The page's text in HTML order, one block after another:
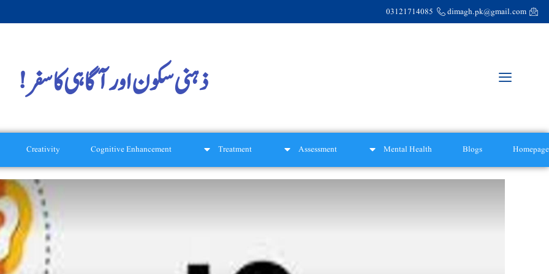
dimagh.pk@gmail.com
03121714085
ذہنی سکون اور آگاہی کا سفر!
Homepage
Blogs
Mental Health
Assessment
Treatment
Cognitive Enhancement
Creativity